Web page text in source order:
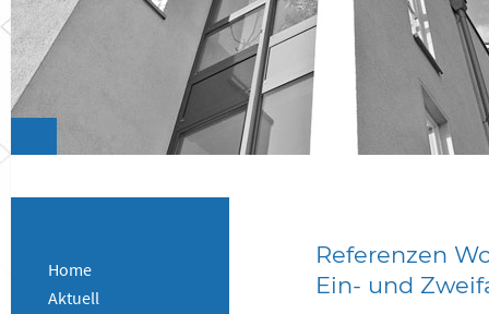
Home
Aktuell
Referenzen
Ein- und